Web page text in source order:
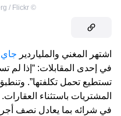
©
/ Flickr
اشتهر المغني والملياردير
في إحدى المقابلات: “إذا لم
تستطيع تحمل تكلفتها”.
المشتريات باستثناء
في شرائه بما يعادل نصف